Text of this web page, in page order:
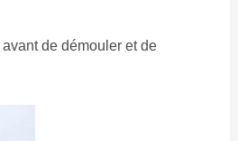
de démouler et de